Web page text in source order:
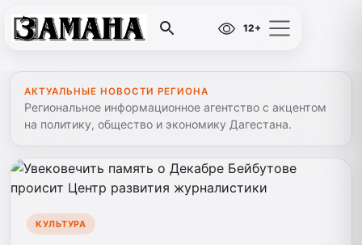
12+
АКТУАЛЬНЫЕ НОВОСТИ РЕГИОНА
Региональное информационное агентство с акцентом
на политику, общество и экономику Дагестана.
КУЛЬТУРА